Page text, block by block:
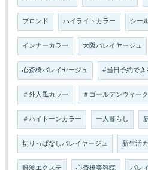
ブロンド ハイライトカラー シー
インナーカラー 大阪バレイヤージュ
心斎橋バレイヤージュ #当日予約で
＃外人風カラー ＃ゴールデンウィー
＃ハイトーンカラー 一人暮らし
切りっぱなしバレイヤージュ 新生活